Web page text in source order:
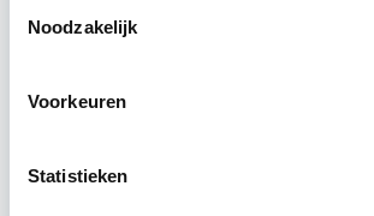
Noodzakelijk
Voorkeuren
Statistieken
afhankelijk van algemene economische
geschonken…